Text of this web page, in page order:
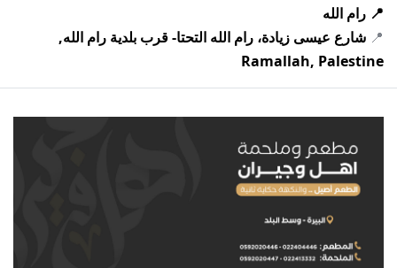
📍 رام الله
📍 شارع عيسى زيادة، رام الله التحتا- قرب بلدية رام الله,
Ramallah, Palestine